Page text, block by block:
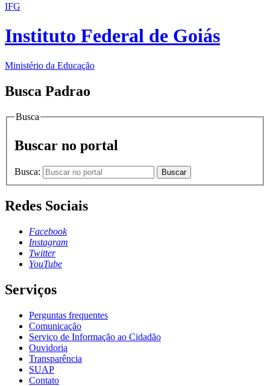
IFG
Instituto Federal de Goiás
Ministério da Educação
Busca Padrao
Busca
Buscar no portal
Busca: Buscar
Redes Sociais
Facebook
Instagram
Twitter
YouTube
Serviços
Perguntas frequentes
Comunicação
Serviço de Informação ao Cidadão
Ouvidoria
Transparência
SUAP
Contato